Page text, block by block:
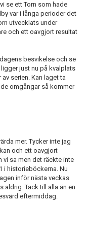
se ett Torn som hade
var i långa perioder det
utvecklats under
och ett oavgjort resultat
besvikelse och se
just nu på kvalplats
serien. Kan laget ta
omgångar så kommer
mer. Tycker inte jag
och ett oavgjort
vi sa men det räckte inte
i historieböckerna. Nu
inför nästa veckas
aldrig. Tack till alla än en
eftermiddag.